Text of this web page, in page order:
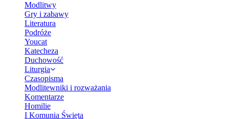
Modlitwy
Gry i zabawy
Literatura
Podróże
Youcat
Katecheza
Duchowość
Liturgia
Czasopisma
Modlitewniki i rozważania
Komentarze
Homilie
I Komunia Święta